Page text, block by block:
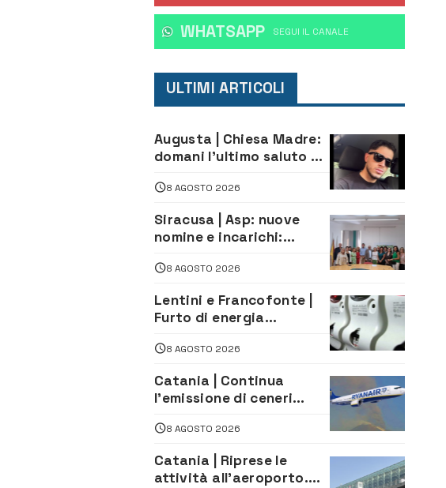
WHATSAPP ‎SEGUI IL CANALE
ULTIMI ARTICOLI
Augusta | Chiesa Madre:
domani l’ultimo saluto ad
morto in un incidente
8 AGOSTO 2026
Siracusa | Asp: nuove
nomine e incarichi:
di Sanità pubblica,
Legale
8 AGOSTO 2026
Lentini e Francofonte |
Furto di energia
persone
8 AGOSTO 2026
Catania | Continua
l’emissione di ceneri
attività all’aeroporto di
Fontanarossa
8 AGOSTO 2026
Catania | Riprese le
attività all’aeroporto.